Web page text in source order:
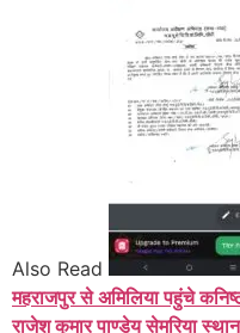
Also Read
महराजपुर से अमिलिया पहुंचे
राजेश कुमार पाण्डेय सेमरिया